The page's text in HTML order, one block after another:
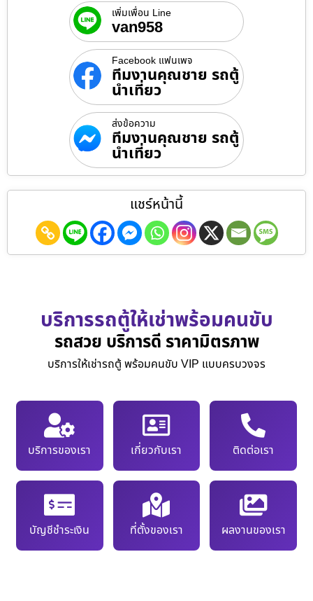
เพิ่มเพื่อน Line
van958
Facebook แฟนเพจ
ทีมงานคุณชาย รถตู้
นำเที่ยว
ส่งข้อความ
ทีมงานคุณชาย รถตู้
นำเที่ยว
แชร์หน้านี้
บริการรถตู้ให้เช่าพร้อมคนขับ
รถสวย บริการดี ราคามิตรภาพ
บริการให้เช่ารถตู้ พร้อมคนขับ VIP แบบครบวงจร
บริการของเรา เกี่ยวกับเรา ติดต่อเรา
บัญชีชำระเงิน ที่ตั้งของเรา ผลงานของเรา